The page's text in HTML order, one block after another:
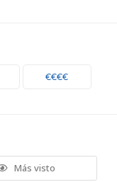
€€€€
Más visto